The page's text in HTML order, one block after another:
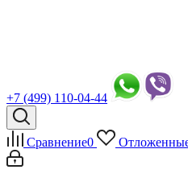
+7 (499) 110-04-44
Сравнение0